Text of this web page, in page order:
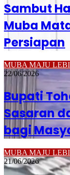
Sambut
Muba
Persiapan
MUBA MAJU
22/06/2026
Bupati
Sasaran
bagi
MUBA MAJU
21/06/2026